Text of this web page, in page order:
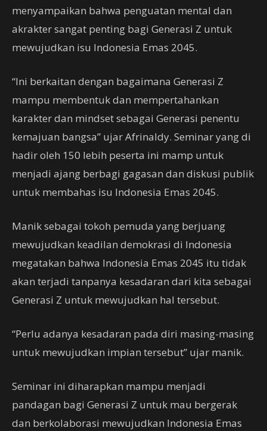
menyampaikan bahwa penguatan mental dan
akrakter sangat penting bagi Generasi Z untuk
mewujudkan isu Indonesia Emas 2045.
“Ini berkaitan dengan bagaimana Generasi Z
mampu membentuk dan mempertahankan
karakter dan mindset sebagai Generasi penentu
kemajuan bangsa” ujar Afrinaldy. Seminar yang di
hadir oleh 150 lebih peserta ini mamp untuk
menjadi ajang berbagi gagasan dan diskusi publik
untuk membahas isu Indonesia Emas 2045.
Manik sebagai tokoh pemuda yang berjuang
mewujudkan keadilan demokrasi di Indonesia
megatakan bahwa Indonesia Emas 2045 itu tidak
akan terjadi tanpanya kesadaran dari kita sebagai
Generasi Z untuk mewujudkan hal tersebut.
“Perlu adanya kesadaran pada diri masing-masing
untuk mewujudkan impian tersebut” ujar manik.
Seminar ini diharapkan mampu menjadi
pandagan bagi Generasi Z untuk mau bergerak
dan berkolaborasi mewujudkan Indonesia Emas